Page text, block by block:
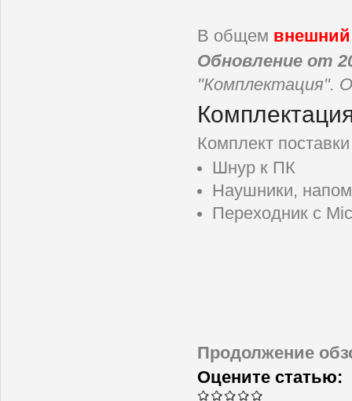
В общем внешний
Обновление от
"Комплектация".
Комплект
Шнур к ПК
Наушники,
Переходник c
Продолжение
Оцените статью: